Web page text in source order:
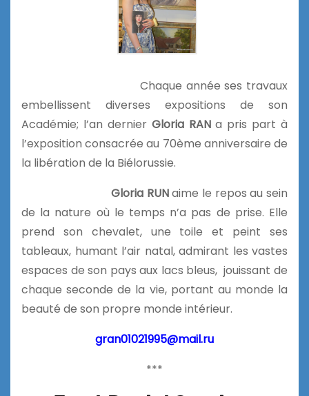
Chaque année ses travaux
embellissent diverses expositions de son
Académie; l’an dernier Gloria RANa pris part à
l’exposition consacrée au 70ème anniversaire de
la libération de la Biélorussie.
Gloria RUNaime le repos au sein
de la nature où le temps n’a pas de prise. Elle
prend son chevalet, une toile et peint ses
tableaux, humant l’air natal, admirant les vastes
espaces de son pays aux lacs bleus, jouissant de
chaque seconde de la vie, portant au monde la
beauté de son propre monde intérieur.
gran01021995@mail.ru
***